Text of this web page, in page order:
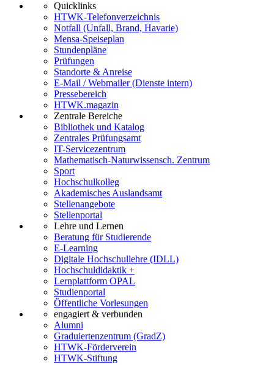
Quicklinks
HTWK-Telefonverzeichnis
Notfall (Unfall, Brand, Havarie)
Mensa-Speiseplan
Stundenpläne
Prüfungen
Standorte & Anreise
E-Mail / Webmailer (Dienste intern)
Pressebereich
HTWK.magazin
Zentrale Bereiche
Bibliothek und Katalog
Zentrales Prüfungsamt
IT-Servicezentrum
Mathematisch-Naturwissensch. Zentrum
Sport
Hochschulkolleg
Akademisches Auslandsamt
Stellenangebote
Stellenportal
Lehre und Lernen
Beratung für Studierende
E-Learning
Digitale Hochschullehre (IDLL)
Hochschuldidaktik +
Lernplattform OPAL
Studienportal
Öffentliche Vorlesungen
engagiert & verbunden
Alumni
Graduiertenzentrum (GradZ)
HTWK-Förderverein
HTWK-Stiftung